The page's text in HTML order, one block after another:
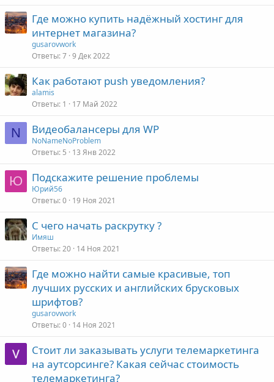
Где можно купить надёжный хостинг для
интернет магазина?
gusarovwork
Ответы 7 9 Дек 2022
Как работают push уведомления?
alamis
Ответы 1 17 Май 2022
N Видеобалансеры для WP
NoNameNoProblem
Ответы 5 13 Янв 2022
Ю Подскажите решение проблемы
Юрий56
Ответы 0 19 Ноя 2021
С чего начать раскрутку ?
Имяш
Ответы 20 14 Ноя 2021
Где можно найти самые красивые, топ
лучших русских и английских брусковых
шрифтов?
gusarovwork
Ответы 0 14 Ноя 2021
Стоит ли заказывать услуги телемаркетинга
на аутсорсинге? Какая сейчас стоимость
телемаркетинга?